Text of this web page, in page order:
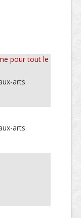
pour tout le
arts
arts